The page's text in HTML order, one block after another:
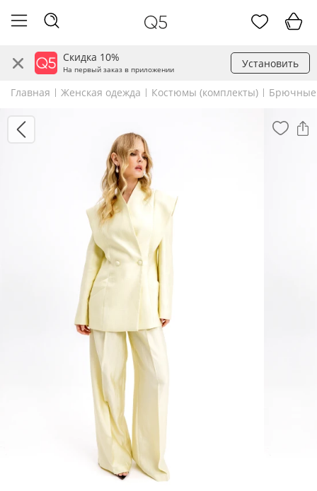
Скидка 10%
На первый заказ в приложении Установить
Главная Женская одежда Костюмы (комплекты)